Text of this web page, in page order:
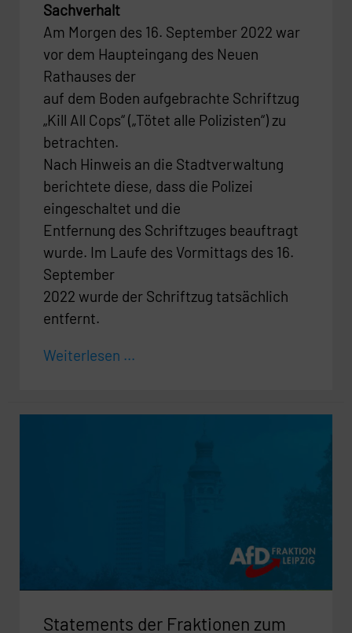
Sachverhalt
Am Morgen des 16. September 2022 war
vor dem Haupteingang des Neuen
Rathauses der
auf dem Boden aufgebrachte Schriftzug
„Kill All Cops“ („Tötet alle Polizisten“) zu
betrachten.
Nach Hinweis an die Stadtverwaltung
berichtete diese, dass die Polizei
eingeschaltet und die
Entfernung des Schriftzuges beauftragt
wurde. Im Laufe des Vormittags des 16.
September
2022 wurde der Schriftzug tatsächlich
entfernt.
Weiterlesen ...
Statements der Fraktionen zum